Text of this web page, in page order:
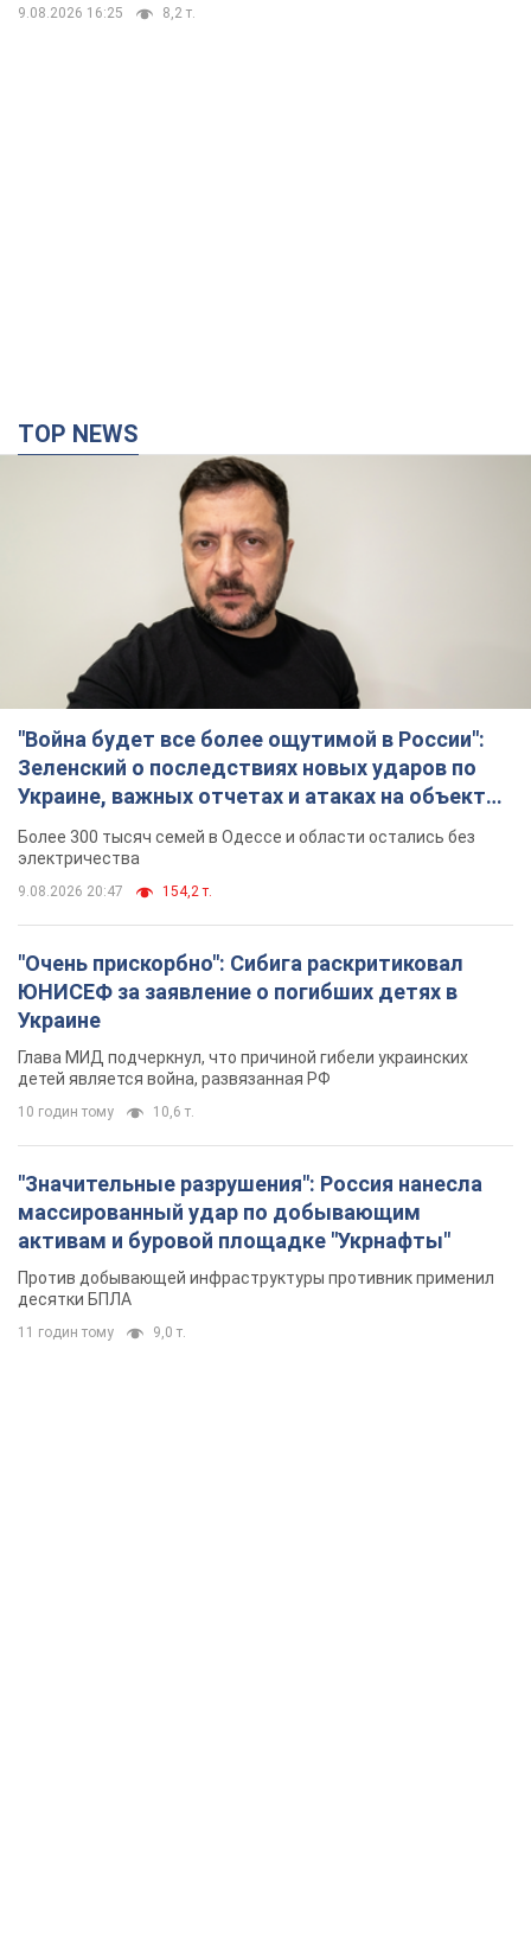
9.08.2026 16:25 8,2 т.
TOP NEWS
"Война будет все более ощутимой в России":
Зеленский о последствиях новых ударов по
Украине, важных отчетах и атаках на объекты
противника. Видео
Более 300 тысяч семей в Одессе и области остались без
электричества
9.08.2026 20:47 154,2 т.
"Очень прискорбно": Сибига раскритиковал
ЮНИСЕФ за заявление о погибших детях в
Украине
Глава МИД подчеркнул, что причиной гибели украинских
детей является война, развязанная РФ
10 годин тому 10,6 т.
"Значительные разрушения": Россия нанесла
массированный удар по добывающим
активам и буровой площадке "Укрнафты"
Против добывающей инфраструктуры противник применил
десятки БПЛА
11 годин тому 9,0 т.